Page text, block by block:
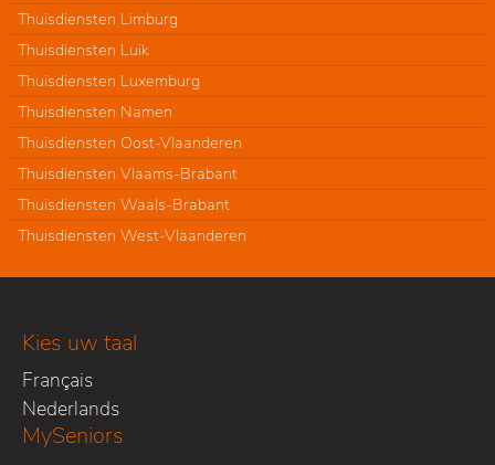
Thuisdiensten Limburg
Thuisdiensten Luik
Thuisdiensten Luxemburg
Thuisdiensten Namen
Thuisdiensten Oost-Vlaanderen
Thuisdiensten Vlaams-Brabant
Thuisdiensten Waals-Brabant
Thuisdiensten West-Vlaanderen
Kies uw taal
Français
Nederlands
MySeniors